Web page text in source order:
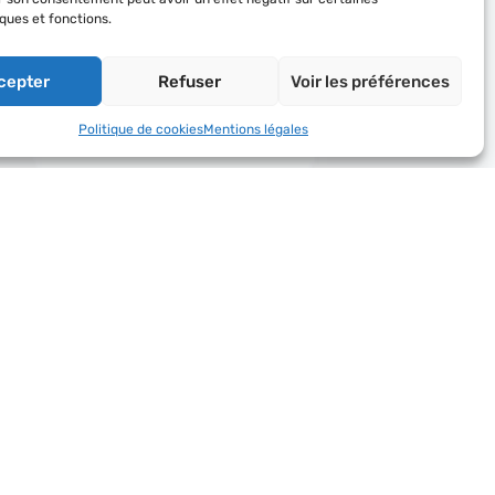
et fonctions.
Refuser Voir les préférences
Politique de cookiesMentions légales
AVF
du réseau